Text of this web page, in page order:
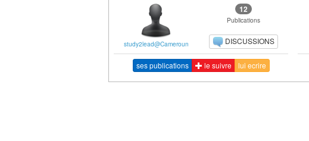
study2lead@Cameroun
12
Publications
DISCUSSIONS
ses publications le suivre lui ecrire